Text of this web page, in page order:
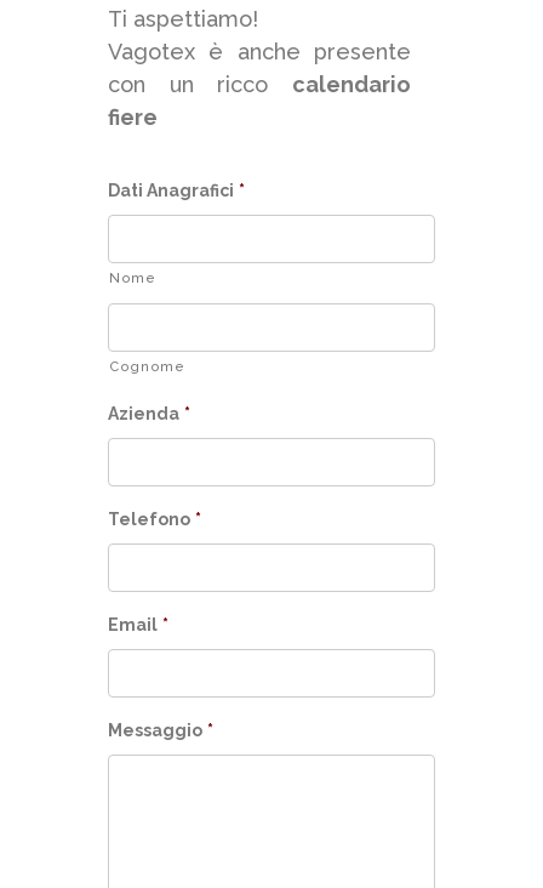
Ti aspettiamo!
Vagotex è anche presente
con un ricco calendario
fiere
Dati Anagrafici *
Nome
Cognome
Azienda *
Telefono *
Email *
Messaggio *